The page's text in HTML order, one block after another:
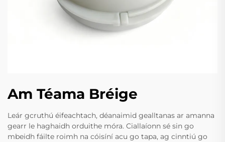
Am Téama Bréige
Leár gcruthú éifeachtach, déanaimid gealltanas ar amanna
gearr le haghaidh orduithe móra. Ciallaíonn sé sin go
mbeidh fáilte roimh na cóisíní acu go tapa, ag cinntiú go